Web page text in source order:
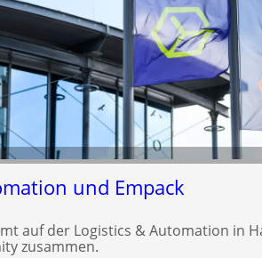
und Empack
auf der Logistics & Automation in
zusammen.